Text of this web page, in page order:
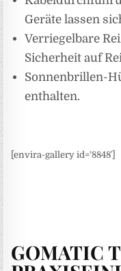
Geräte lassen
Verriegelbare
Sicherheit auf
Sonnenbrillen-
enthalten.
[envira-gallery id=’8848′]
GOMATIC